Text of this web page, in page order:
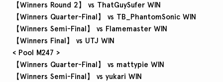
【Winners Round 2】 vs ThatGuySufer WIN
【Winners Quarter-Final】 vs TB_PhantomSonic WIN
【Winners Semi-Final】 vs Flamemaster WIN
【Winners Final】 vs UTJ WIN
< Pool M247 >
【Winners Quarter-Final】 vs mattypie WIN
【Winners Semi-Final】 vs yukari WIN